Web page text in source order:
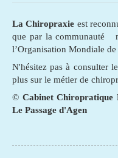
La Chiropraxie est
que par la communauté
l’Organisation Mondiale
N'hésitez pas à consulter
plus sur le métier de
© Cabinet Chiropratique
Le Passage d'Agen